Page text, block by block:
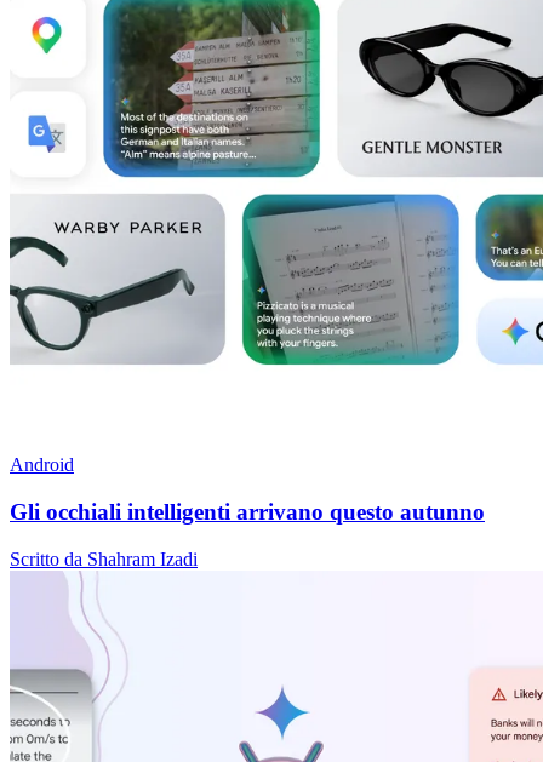
Android
Gli occhiali intelligenti arrivano questo autunno
Scritto da Shahram Izadi